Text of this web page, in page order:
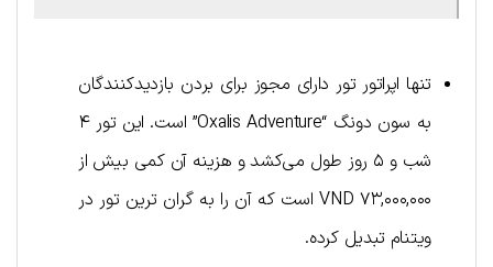
تنها اپراتور تور دارای مجوز برای بردن بازدیدکنندگان
به سون دونگ “Oxalis Adventure” است. این تور ۴
شب و ۵ روز طول می‌کشد و هزینه آن کمی بیش از
۷۳,۰۰۰,۰۰۰ VND است که آن را به گران ترین تور در
ویتنام تبدیل کرده.